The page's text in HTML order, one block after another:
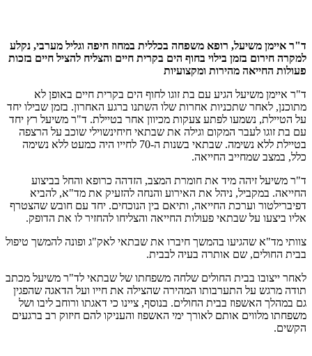
ד"ר איימן משיעל, רופא משפחה בכללית במחוז חיפה וגליל מערבי, נקלע
למקרה חירום בזמן בילוי בחוף הים בקרית חיים והצליח להציל חיים בזכות
פעולות החייאה מהירות ומקצועיות
ד"ר איימן משיעל הגיע עם בת זוגו לחוף הים בקרית חיים באופן לא
מתוכנן, לאחר שתכניות אחרות שלו השתנו ברגע האחרון. בזמן שבילו יחד
על הטיילת, נשמעו לפתע צעקות מכיוון אחר בטיילת. ד"ר משיעל רץ יחד
עם בת זוגו לעבר המקום וגילה את שבתאי חיחינשוילי שוכב על הרצפה
בטיילת ללא נשימה. שבתאי בשנות ה-70 לחייו היה כמעט ללא נשימה
כלל, במצב שמחייב החייאה.
ד"ר משיעל זיהה מיד את חומרת המצב, הזדהה כרופא והחל בביצוע
החייאה. במקביל, ניהל את האירוע והנחה להזעיק את מד"א, להביא
דפיברילטור וערכת החייאה, ותיאם בין הנוכחים. יחד עם חובש שהצטרף
אליו ביצעו על שבתאי פעולות החייאה והצליחו להחזיר לו את הדופק.
צוותי מד"א שהגיעו בהמשך חיברו את שבתאי לאק"ג ופונה להמשך טיפול
בבית החולים, שם אותרה בעיה לבבית.
לאחר ייצובו בבית החולים שלחה משפחתו של שבתאי לד"ר משיעל מכתב
תודה מרגש על התערבותו המהירה שהצילה את חייו ועל הדאגה שהפגין
גם במהלך האשפוז בבית החולים. בנוסף, ציינו כי דאגתו ורוחב ליבו ושל
משפחתו מלווים אותם לאורך ימי האשפוז והעניקו להם חיזוק רב ברגעים
הקשים.